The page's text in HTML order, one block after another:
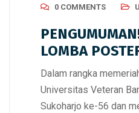
0 COMMENTS
LOMBA
Dalam rangka
Universitas Veteran
Sukoharjo ke-56 dan